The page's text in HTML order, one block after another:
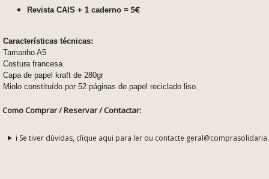
Revista CAIS + 1 caderno = 5€
Características técnicas:
Tamanho A5
Costura francesa.
Capa de papel kraft de 280gr
Miolo constituído por 52 páginas de papel reciclado liso.
Como Comprar / Reservar / Contactar:
ℹ️ Se tiver dúvidas, clique aqui para ler ou contacte